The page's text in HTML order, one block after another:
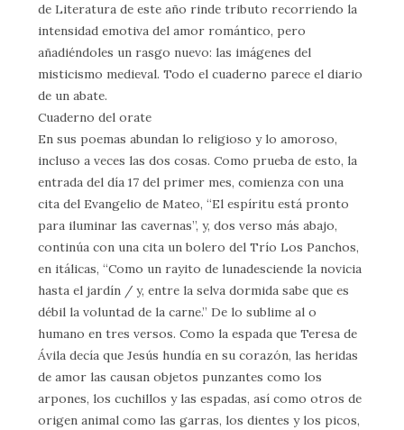
de Literatura de este año rinde tributo recorriendo la
intensidad emotiva del amor romántico, pero
añadiéndoles un rasgo nuevo: las imágenes del
misticismo medieval. Todo el cuaderno parece el diario
de un abate.
Cuaderno del orate
En sus poemas abundan lo religioso y lo amoroso,
incluso a veces las dos cosas. Como prueba de esto, la
entrada del día 17 del primer mes, comienza con una
cita del Evangelio de Mateo, “El espíritu está pronto
para iluminar las cavernas”, y, dos verso más abajo,
continúa con una cita un bolero del Trío Los Panchos,
en itálicas, “Como un rayito de lunadesciende la novicia
hasta el jardín / y, entre la selva dormida sabe que es
débil la voluntad de la carne.” De lo sublime al o
humano en tres versos. Como la espada que Teresa de
Ávila decía que Jesús hundía en su corazón, las heridas
de amor las causan objetos punzantes como los
arpones, los cuchillos y las espadas, así como otros de
origen animal como las garras, los dientes y los picos,